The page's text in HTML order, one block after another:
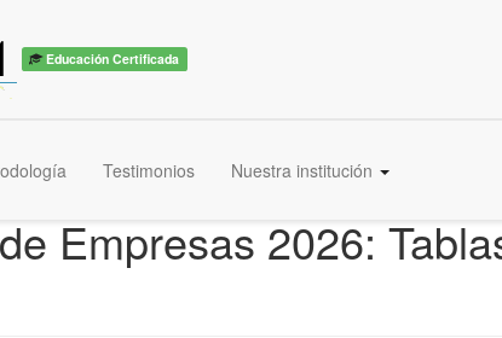
Educación Certificada
Testimonios Nuestra institución
Empresas 2026: